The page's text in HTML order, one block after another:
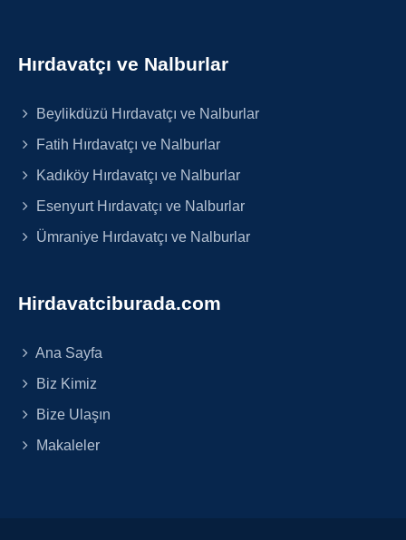
Hırdavatçı ve Nalburlar
Beylikdüzü Hırdavatçı ve Nalburlar
Fatih Hırdavatçı ve Nalburlar
Kadıköy Hırdavatçı ve Nalburlar
Esenyurt Hırdavatçı ve Nalburlar
Ümraniye Hırdavatçı ve Nalburlar
Hirdavatciburada.com
Ana Sayfa
Biz Kimiz
Bize Ulaşın
Makaleler